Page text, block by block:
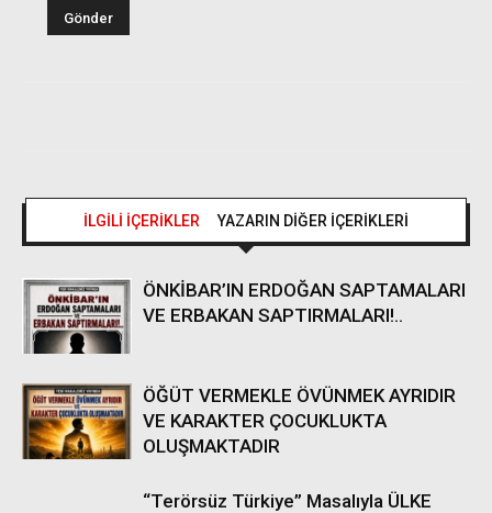
İLGİLİ İÇERİKLER YAZARIN DİĞER İÇERİKLERİ
ÖNKİBAR’IN ERDOĞAN SAPTAMALARI
VE ERBAKAN SAPTIRMALARI!..
ÖĞÜT VERMEKLE ÖVÜNMEK AYRIDIR
VE KARAKTER ÇOCUKLUKTA
OLUŞMAKTADIR
“Terörsüz Türkiye” Masalıyla ÜLKE